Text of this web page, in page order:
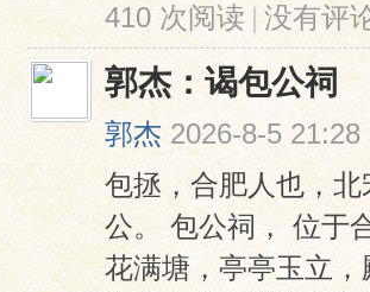
410 次阅读 | 没有评
郭杰：谒包公祠
郭杰 2026-8-5 21:28
包拯，合肥人也，
公。 包公祠， 位于
花满塘，亭亭玉立